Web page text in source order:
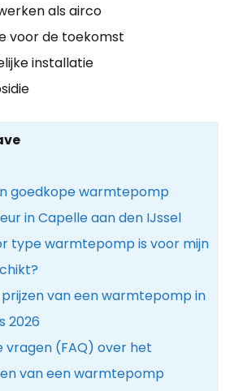
als airco
voor de toekomst
installatie
goedkope warmtepomp
in Capelle aan den IJssel
type warmtepomp is voor mijn
van een warmtepomp in
2026
vragen (FAQ) over het
van een warmtepomp